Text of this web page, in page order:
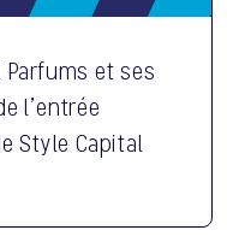
et ses
l’entrée
Style Capital